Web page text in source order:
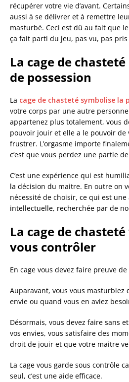
récupérer votre vie d’avant.
aussi à se délivrer et à remettre
masturbé. Ceci est dû au fait que
ça fait parti du jeu, pas vu, pas pris
La cage de
de possession
La cage de chasteté symbolise la
votre corps par une autre
appartenez plus totalement, vous
pouvoir jouir et elle a le pouvoir de
frustrer. L’orgasme importe
c’est que vous perdez une partie
C’est une expérience qui est
la décision du maitre. En outre on
nécessité de choisir, ce qui est
intellectuelle, recherchée par de
La cage de
vous contrôler
En cage vous devez faire preuve
Auparavant, vous vous masturbiez
envie ou quand vous en aviez
Désormais, vous devez faire sans
vos envies, vous satisfaire des
droit de jouir et que votre maitre
La cage vous garde sous contrôle
seul, c’est une aide efficace.